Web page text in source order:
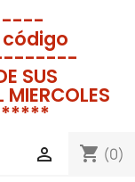
SUS
MIERCOLES
shopping_cart (0)
